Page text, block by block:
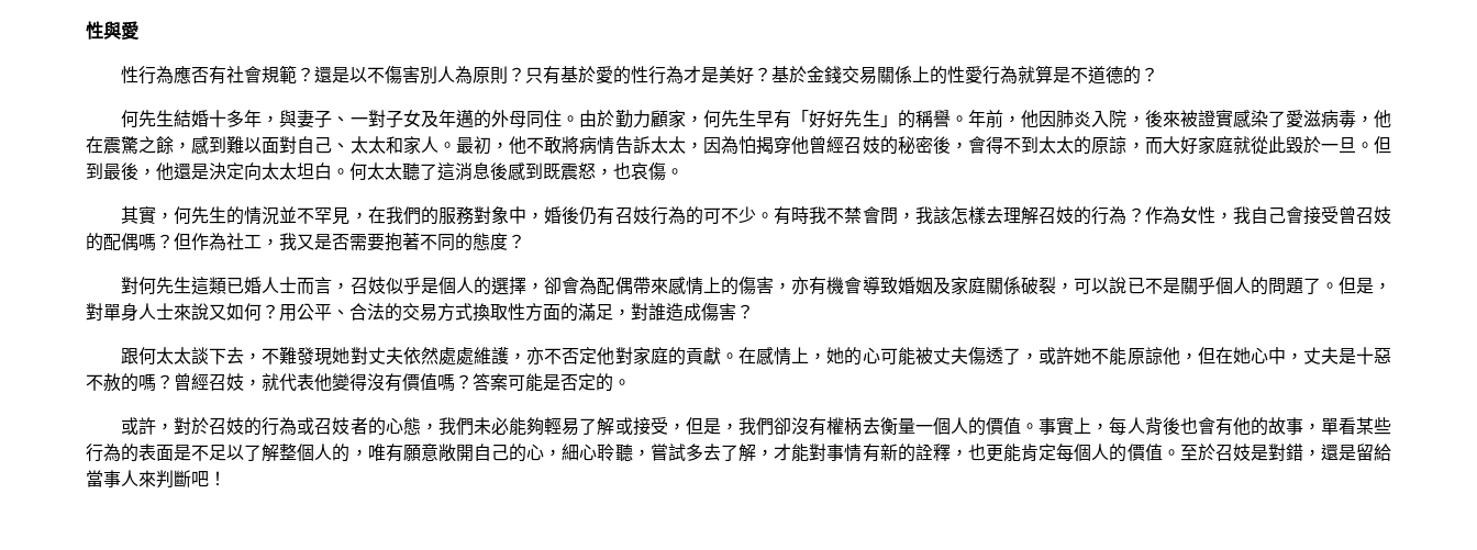
性與愛
性行為應否有社會規範？還是以不傷害別人為原則？只有基於愛的性行為才是美好？基於金錢交易關係上的性愛行為就算是不道德的？
何先生結婚十多年，與妻子、一對子女及年邁的外母同住。由於勤力顧家，何先生早有「好好先生」的稱譽。年前，他因肺炎入院，後來被證實感染了愛滋病毒，他
在震驚之餘，感到難以面對自己、太太和家人。最初，他不敢將病情告訴太太，因為怕揭穿他曾經召妓的秘密後，會得不到太太的原諒，而大好家庭就從此毀於一旦。但
到最後，他還是決定向太太坦白。何太太聽了這消息後感到既震怒，也哀傷。
其實，何先生的情況並不罕見，在我們的服務對象中，婚後仍有召妓行為的可不少。有時我不禁會問，我該怎樣去理解召妓的行為？作為女性，我自己會接受曾召妓
的配偶嗎？但作為社工，我又是否需要抱著不同的態度？
對何先生這類已婚人士而言，召妓似乎是個人的選擇，卻會為配偶帶來感情上的傷害，亦有機會導致婚姻及家庭關係破裂，可以說已不是關乎個人的問題了。但是，
對單身人士來說又如何？用公平、合法的交易方式換取性方面的滿足，對誰造成傷害？
跟何太太談下去，不難發現她對丈夫依然處處維護，亦不否定他對家庭的貢獻。在感情上，她的心可能被丈夫傷透了，或許她不能原諒他，但在她心中，丈夫是十惡
不赦的嗎？曾經召妓，就代表他變得沒有價值嗎？答案可能是否定的。
或許，對於召妓的行為或召妓者的心態，我們未必能夠輕易了解或接受，但是，我們卻沒有權柄去衡量一個人的價值。事實上，每人背後也會有他的故事，單看某些
行為的表面是不足以了解整個人的，唯有願意敞開自己的心，細心聆聽，嘗試多去了解，才能對事情有新的詮釋，也更能肯定每個人的價值。至於召妓是對錯，還是留給
當事人來判斷吧！